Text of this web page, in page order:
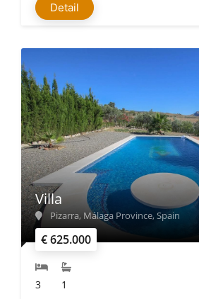
Detail
€ 625.000
Villa
Pizarra, Málaga Province, Spain
3 1